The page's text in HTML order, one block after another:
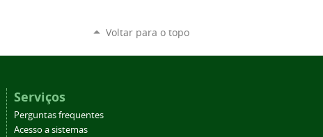
Voltar para o topo
Serviços
Perguntas frequentes
Acesso a sistemas